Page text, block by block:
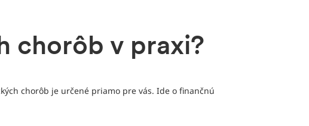
chorôb v praxi?
chorôb je určené priamo pre vás. Ide o finančnú